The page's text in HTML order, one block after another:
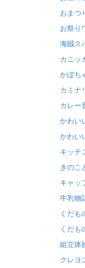
おまつ
お祭り
海賊ス
カニッ
かぼち
カミナ
カレー
かわい
かわい
キッチ
きのこ
キャッ
牛乳物
くだも
くだも
組立体
クレヨ